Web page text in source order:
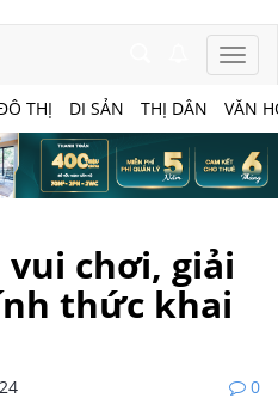
THỊ DI SẢN THỊ DÂN VĂN
vui chơi, giải
thức khai
0